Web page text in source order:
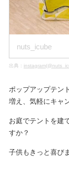
nuts_icube
出典：
ポップアップテン
増え、気軽にキャ
お庭でテントを建
すか？
子供もきっと喜び